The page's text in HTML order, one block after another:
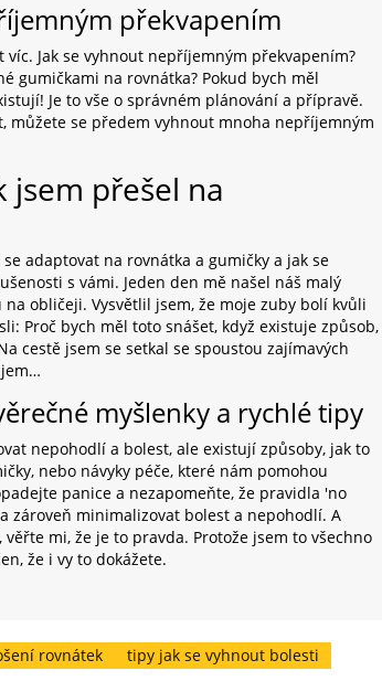
překvapením
Jak se vyhnout nepříjemným překvapením?
gumičkami na rovnátka? Pokud bych měl
Je to vše o správném plánování a přípravě.
můžete se předem vyhnout mnoha nepříjemným
jsem přešel na
adaptovat na rovnátka a gumičky a jak se
s vámi. Jeden den mě našel náš malý
obličeji. Vysvětlil jsem, že moje zuby bolí kvůli
Proč bych měl toto snášet, když existuje způsob,
cestě jsem se setkal se spoustou zajímavých
myšlenky a rychlé tipy
nepohodlí a bolest, ale existují způsoby, jak to
nebo návyky péče, které nám pomohou
panice a nezapomeňte, že pravidla 'no
zároveň minimalizovat bolest a nepohodlí. A
mi, že je to pravda. Protože jsem to všechno
že i vy to dokážete.
rovnátek tipy jak se vyhnout bolesti